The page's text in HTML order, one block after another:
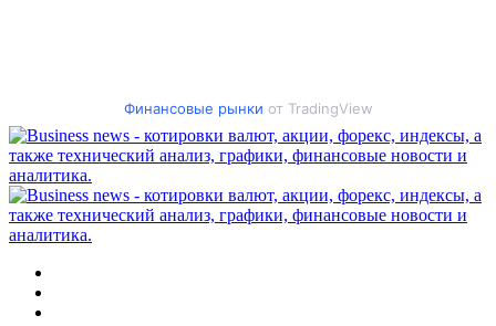
Финансовые рынки от TradingView